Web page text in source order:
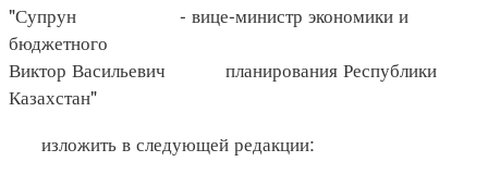
"Супрун - вице-министр экономики и
бюджетного
Виктор Васильевич планирования Республики
Казахстан"
изложить в следующей редакции: